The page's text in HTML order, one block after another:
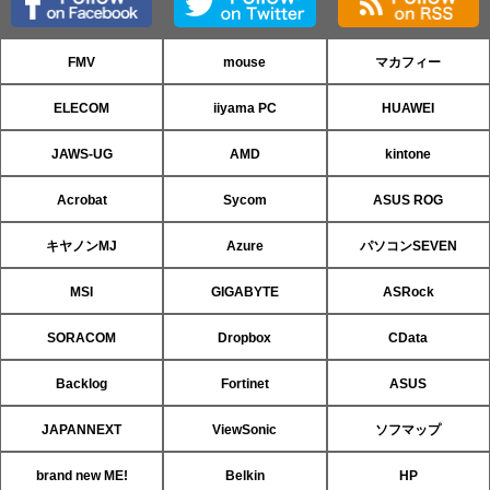
FMV mouse マカフィー
ELECOM iiyama PC HUAWEI
JAWS-UG AMD kintone
Acrobat Sycom ASUS ROG
キヤノンMJ Azure パソコンSEVEN
MSI GIGABYTE ASRock
SORACOM Dropbox CData
Backlog Fortinet ASUS
JAPANNEXT ViewSonic ソフマップ
brand new ME! Belkin HP